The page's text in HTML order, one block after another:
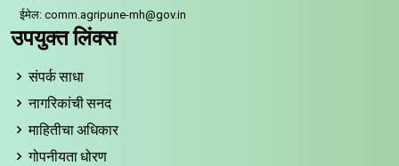
ईमेल: comm.agripune-mh@gov.in
उपयुक्त लिंक्स
संपर्क साधा
नागरिकांची सनद
माहितीचा अधिकार
गोपनीयता धोरण